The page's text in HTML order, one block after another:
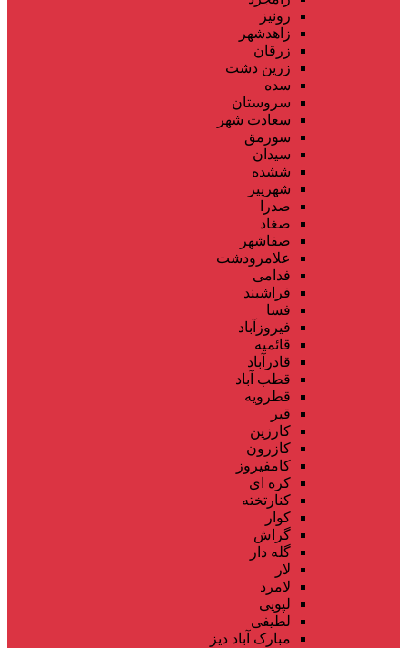
رونیز
زاهدشهر
زرقان
زرین دشت
سده
سروستان
سعادت شهر
سورمق
سیدان
ششده
شهرپیر
صدرا
صغاد
صفاشهر
علامرودشت
فدامی
فراشبند
فسا
فیروزآباد
قائمیه
قادرآباد
قطب آباد
قطرویه
قیر
کارزین
کازرون
کامفیروز
کره ای
کنارتخته
کوار
گراش
گله دار
لار
لامرد
لپویی
لطیفی
مبارک آباد دیز